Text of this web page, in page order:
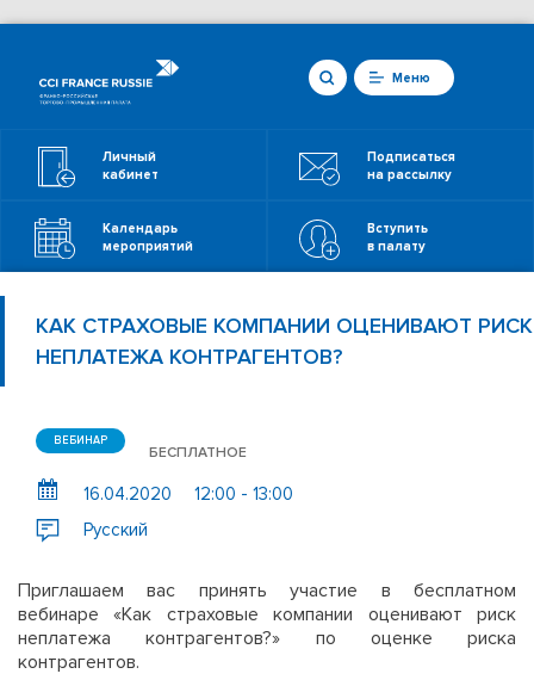
Меню
Личный
кабинет
Подписаться
на рассылку
Календарь
мероприятий
Вступить
в палату
КАК СТРАХОВЫЕ КОМПАНИИ ОЦЕНИВАЮТ РИСК
НЕПЛАТЕЖА КОНТРАГЕНТОВ?
ВЕБИНАР
БЕСПЛАТНОЕ
16.04.2020
12:00 - 13:00
Русский
Приглашаем вас принять участие в бесплатном
вебинаре«Как страховые компании оценивают риск
неплатежа контрагентов?» по оценке риска
контрагентов.